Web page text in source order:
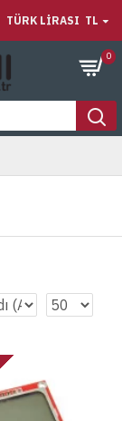
TÜRK LIRASI TL
0